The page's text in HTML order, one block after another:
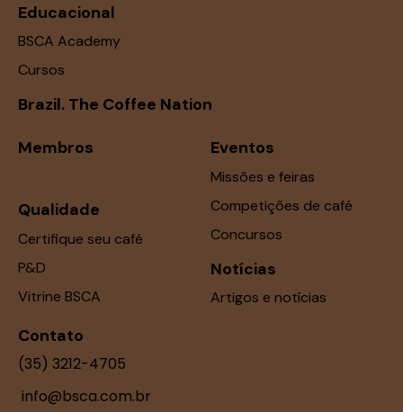
Educacional
BSCA Academy
Cursos
Brazil. The Coffee Nation
Membros
Qualidade
Certifique seu café
P&D
Vitrine BSCA
Eventos
Missões e feiras
Competições de café
Concursos
Notícias
Artigos e notícias
Contato
(35) 3212-4705
info@bsca.com.br